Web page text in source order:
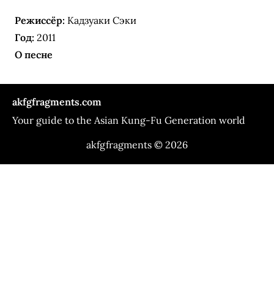
Режиссёр: Кадзуаки Сэки
Год: 2011
О песне
akfgfragments.com
Your guide to the Asian Kung-Fu Generation world
akfgfragments © 2026